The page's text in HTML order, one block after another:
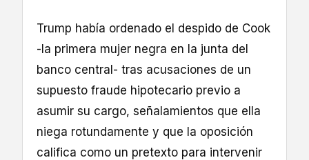
Trump había ordenado el despido de Cook
-la primera mujer negra en la junta del
banco central- tras acusaciones de un
supuesto fraude hipotecario previo a
asumir su cargo, señalamientos que ella
niega rotundamente y que la oposición
califica como un pretexto para intervenir